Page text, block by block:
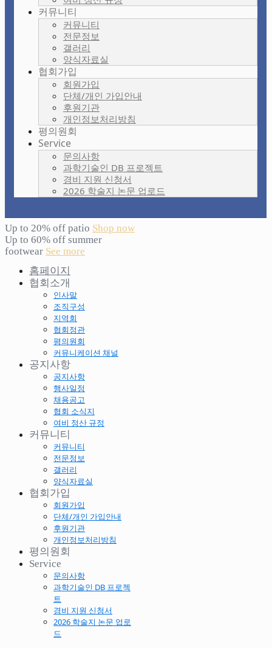
커뮤니티
커뮤니티
전문정보
갤러리
양식자료실
협회가입
회원가입
단체/개인 가입안내
후원기관
개인정보처리방침
평의원회
Service
문의사항
과학기술인 DB 프로젝트
경비 지원 신청서
2026 학술지 논문 업로드
Up to 20% off patio Shop now
Up to 60% off summer
footwear See more
홈페이지
협회소개
인사말
조직구성
지역회
협회정관
평의원회
커뮤니케이션 채널
공지사항
공지사항
행사일정
채용공고
협회 소식지
여비 정산 규정
커뮤니티
커뮤니티
전문정보
갤러리
양식자료실
협회가입
회원가입
단체/개인 가입안내
후원기관
개인정보처리방침
평의원회
Service
문의사항
과학기술인 DB 프로젝
트
경비 지원 신청서
2026 학술지 논문 업로
드